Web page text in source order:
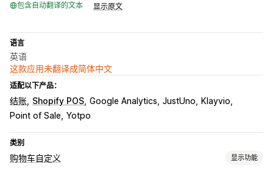
包含自动翻译的文本 显示原文
语言
英语
这款应用未翻译成简体中文
适配以下产品：
结账 Shopify POS Google Analytics JustUno Klayvio
Point of Sale Yotpo
类别
购物车自定义 显示功能